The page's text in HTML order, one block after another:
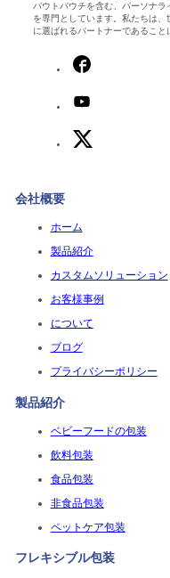
パウトパウチを含む、パーソナ
を専門としています。私たちは
に選ばれるパートナーであること
会社概要
ホーム
製品紹介
カスタムソリューション
お客様事例
について
ブログ
プライバシーポリシー
製品紹介
ベビーフードの包装
飲料包装
食品包装
非食品包装
ペットケア包装
フレキシブル包装